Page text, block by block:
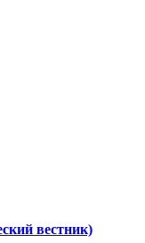
вестник)